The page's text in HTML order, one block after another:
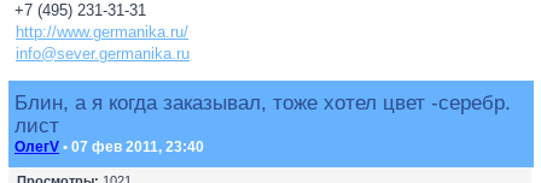
+7 (495) 231-31-31
http://www.germanika.ru/
info@sever.germanika.ru
Блин, а я когда заказывал, тоже хотел цвет -серебр.
лист
ОлегV • 07 фев 2011, 23:40